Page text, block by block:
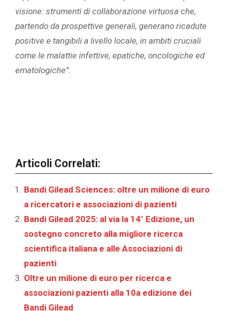
visione: strumenti di collaborazione virtuosa che,
partendo da prospettive generali, generano ricadute
positive e tangibili a livello locale, in ambiti cruciali
come le malattie infettive, epatiche, oncologiche ed
ematologiche”.
Articoli Correlati:
Bandi Gilead Sciences: oltre un milione di euro
a ricercatori e associazioni di pazienti
Bandi Gilead 2025: al via la 14° Edizione, un
sostegno concreto alla migliore ricerca
scientifica italiana e alle Associazioni di
pazienti
Oltre un milione di euro per ricerca e
associazioni pazienti alla 10a edizione dei
Bandi Gilead